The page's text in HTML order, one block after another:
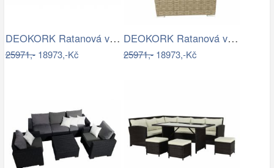
DEOKORK Ratanová variabilní sestava…
25971,-18973,-Kč
DEOKORK Ratanová variabilní sestava…
25971,-18973,-Kč